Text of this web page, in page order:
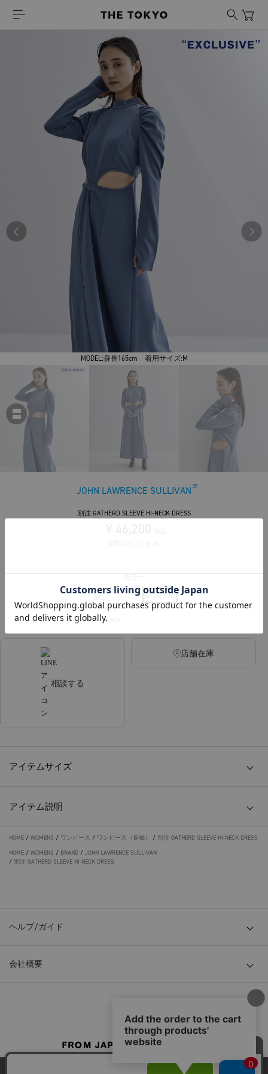
MODEL:身長165cm 着用サイズ:M
JOHN LAWRENCE SULLIVAN
別注 GATHERD SLEEVE HI-NECK DRESS
カラー
BLACK
BLUE
相談する
店舗在庫
アイテムサイズ
アイテム説明
HOME / WOMENS / ワンピース / ワンピース（長袖） / 別注 GATHERD SLEEVE HI-NECK DRESS
HOME / WOMENS / BRAND / JOHN LAWRENCE SULLIVAN
/ 別注 GATHERD SLEEVE HI-NECK DRESS
ヘルプ/ガイド
会社概要
© TOKYO BASE CO., LTD